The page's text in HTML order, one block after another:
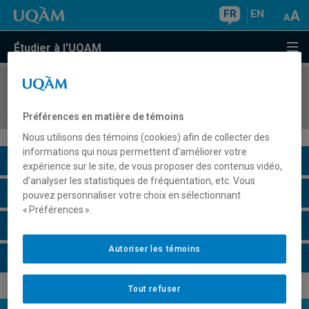
FR EN
Étudier à l'UQAM
COURS//
Description du cours
Horaire - Été 2026
Préférences en matière de témoins
Nous utilisons des témoins (cookies) afin de collecter des
informations qui nous permettent d’améliorer votre
expérience sur le site, de vous proposer des contenus vidéo,
d’analyser les statistiques de fréquentation, etc. Vous
pouvez personnaliser votre choix en sélectionnant
« Préférences ».
Tout refuser
Autoriser les témoins